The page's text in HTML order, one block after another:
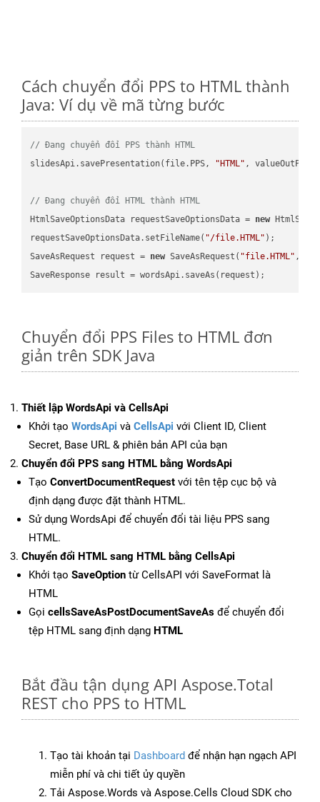
Cách chuyển đổi PPS to HTML thành
Java: Ví dụ về mã từng bước
// Đang chuyển đổi PPS thành HTML
slidesApi.savePresentation(file.PPS,
"HTML" ,
// Đang chuyển đổi HTML thành HTML
HtmlSaveOptionsData requestSaveOptionsData = new
requestSaveOptionsData.setFileName( "/file.HTML" );
SaveAsRequest request = new SaveAsRequest( "file.HTML"
Chuyển đổi PPS Files to HTML đơn
giản trên SDK Java
Thiết lập WordsApi và CellsApi
Khởi tạo WordsApi và CellsApi với Client ID, Client
Secret, Base URL & phiên bản API của bạn
Chuyển đổi PPS sang HTML bằng WordsApi
Tạo ConvertDocumentRequest với tên tệp cục bộ và
định dạng được đặt thành HTML.
Sử dụng WordsApi để chuyển đổi tài liệu PPS sang
HTML.
Chuyển đổi HTML sang HTML bằng CellsApi
Khởi tạo SaveOption từ CellsAPI với SaveFormat là
HTML
Gọi cellsSaveAsPostDocumentSaveAs để chuyển đổi
tệp HTML sang định dạng HTML
Bắt đầu tận dụng API Aspose.Total
REST cho PPS to HTML
Tạo tài khoản tại Dashboard để nhận hạn ngạch API
miễn phí và chi tiết ủy quyền
Tải Aspose.Words và Aspose.Cells Cloud SDK cho